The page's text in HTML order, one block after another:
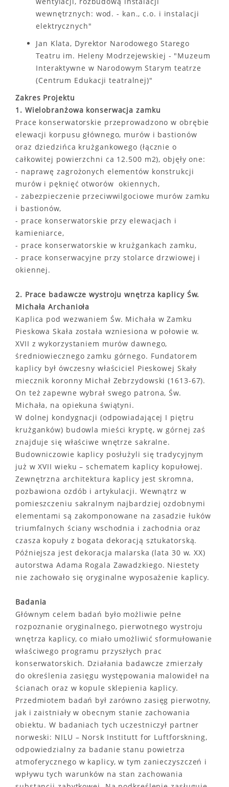
wewnętrznych: wod. - kan., c.o. i instalacji
elektrycznych"
Jan Klata, Dyrektor Narodowego Starego
Teatru im. Heleny Modrzejewskiej - "Muzeum
Interaktywne w Narodowym Starym teatrze
(Centrum Edukacji teatralnej)"
Zakres Projektu
1. Wielobranżowa konserwacja zamku
Prace konserwatorskie przeprowadzono w obrębie
elewacji korpusu głównego, murów i bastionów
oraz dziedzińca krużgankowego (łącznie o
całkowitej powierzchni ca 12.500 m2), objęły one:
- naprawę zagrożonych elementów konstrukcji
murów i pęknięć otworów okiennych,
- zabezpieczenie przeciwwilgociowe murów zamku
i bastionów,
- prace konserwatorskie przy elewacjach i
kamieniarce,
- prace konserwatorskie w krużgankach zamku,
- prace konserwacyjne przy stolarce drzwiowej i
okiennej.
2. Prace badawcze wystroju wnętrza kaplicy Św.
Michała Archanioła
Kaplica pod wezwaniem Św. Michała w Zamku
Pieskowa Skała została wzniesiona w połowie w.
XVII z wykorzystaniem murów dawnego,
średniowiecznego zamku górnego. Fundatorem
kaplicy był ówczesny właściciel Pieskowej Skały
miecznik koronny Michał Zebrzydowski (1613-67).
On też zapewne wybrał swego patrona, Św.
Michała, na opiekuna świątyni.
W dolnej kondygnacji (odpowiadającej I piętru
krużganków) budowla mieści kryptę, w górnej zaś
znajduje się właściwe wnętrze sakralne.
Budowniczowie kaplicy posłużyli się tradycyjnym
już w XVII wieku – schematem kaplicy kopułowej.
Zewnętrzna architektura kaplicy jest skromna,
pozbawiona ozdób i artykulacji. Wewnątrz w
pomieszczeniu sakralnym najbardziej ozdobnymi
elementami są zakomponowane na zasadzie łuków
triumfalnych ściany wschodnia i zachodnia oraz
czasza kopuły z bogata dekoracją sztukatorską.
Późniejsza jest dekoracja malarska (lata 30 w. XX)
autorstwa Adama Rogala Zawadzkiego. Niestety
nie zachowało się oryginalne wyposażenie kaplicy.
Badania
Głównym celem badań było możliwie pełne
rozpoznanie oryginalnego, pierwotnego wystroju
wnętrza kaplicy, co miało umożliwić sformułowanie
właściwego programu przyszłych prac
konserwatorskich. Działania badawcze zmierzały
do określenia zasięgu występowania malowideł na
ścianach oraz w kopule sklepienia kaplicy.
Przedmiotem badań był zarówno zasięg pierwotny,
jak i zaistniały w obecnym stanie zachowania
obiektu. W badaniach tych uczestniczył partner
norweski: NILU – Norsk Institutt for Luftforskning,
odpowiedzialny za badanie stanu powietrza
atmoferycznego w kaplicy, w tym zanieczyszczeń i
wpływu tych warunków na stan zachowania